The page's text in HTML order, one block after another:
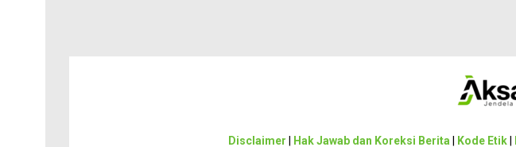
Disclaimer Hak Jawab dan Koreksi Berita Kode Etik